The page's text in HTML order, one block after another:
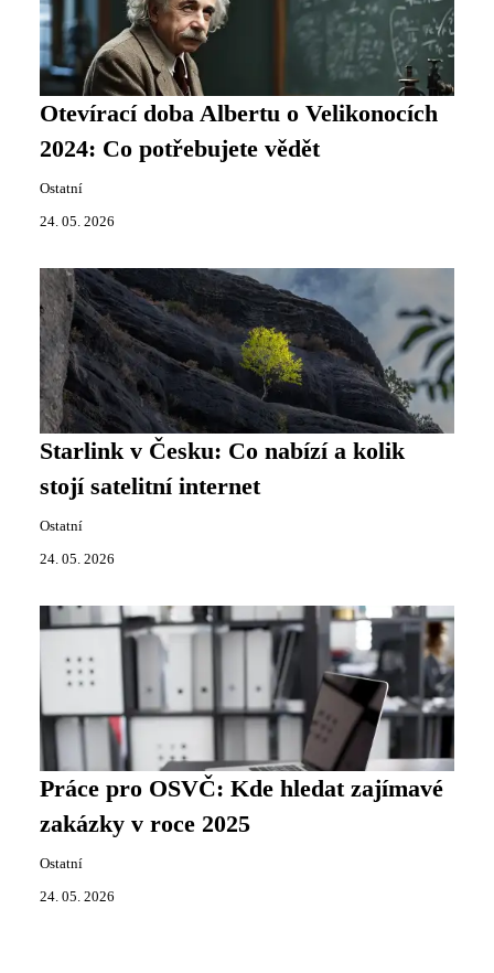
Otevírací doba Albertu o Velikonocích
2024: Co potřebujete vědět
Ostatní
24. 05. 2026
Starlink v Česku: Co nabízí a kolik
stojí satelitní internet
Ostatní
24. 05. 2026
Práce pro OSVČ: Kde hledat zajímavé
zakázky v roce 2025
Ostatní
24. 05. 2026